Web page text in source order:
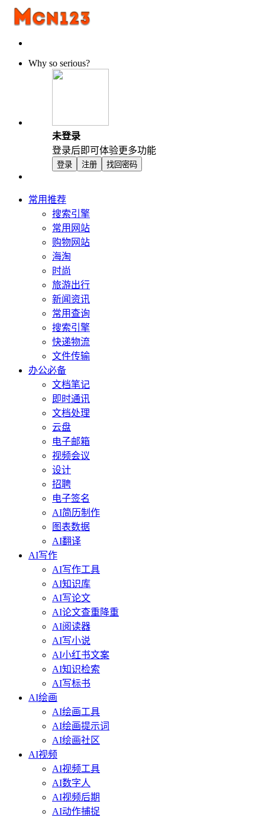
Why so serious?
未登录
登录后即可体验更多功能
登录 注册 找回密码
常用推荐
搜索引擎
常用网站
购物网站
海淘
时尚
旅游出行
新闻资讯
常用查询
搜索引擎
快递物流
文件传输
办公必备
文档笔记
即时通讯
文档处理
云盘
电子邮箱
视频会议
设计
招聘
电子签名
AI简历制作
图表数据
AI翻译
AI写作
AI写作工具
AI知识库
AI写论文
AI论文查重降重
AI阅读器
AI写小说
AI小红书文案
AI知识检索
AI写标书
AI绘画
AI绘画工具
AI绘画提示词
AI绘画社区
AI视频
AI视频工具
AI数字人
AI视频后期
AI动作捕捉